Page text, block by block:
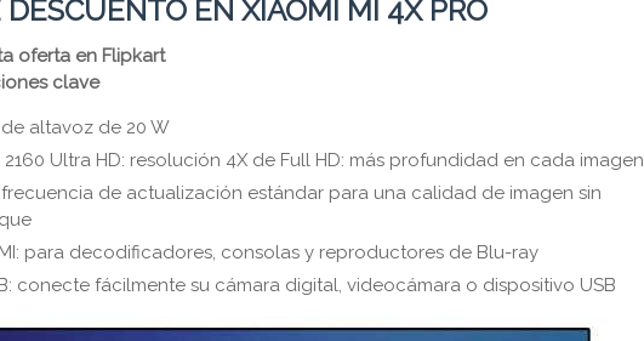
DESCUENTO EN XIAOMI MI 4X PRO
oferta en Flipkart
clave
altavoz de 20 W
2160 Ultra HD: resolución 4X de Full HD: más profundidad en cada imagen
frecuencia de actualización estándar para una calidad de imagen sin
para decodificadores, consolas y reproductores de Blu-ray
conecte fácilmente su cámara digital, videocámara o dispositivo USB